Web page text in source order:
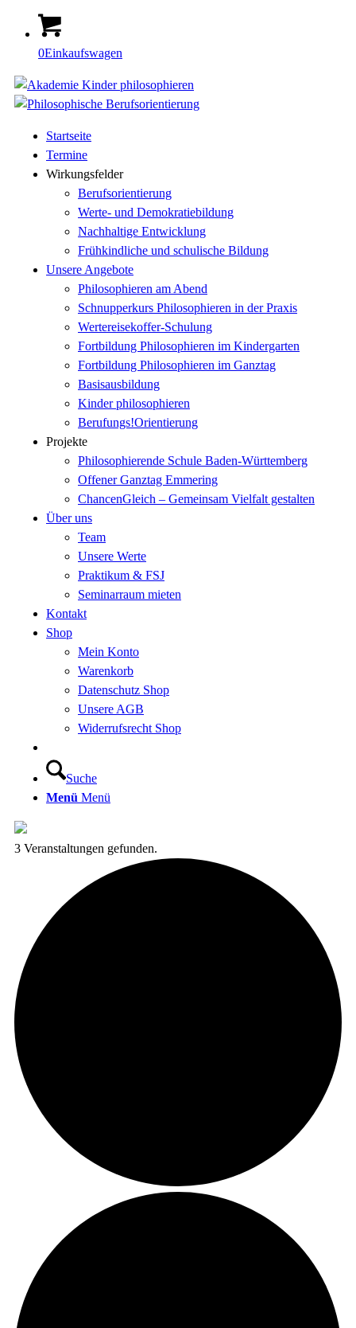
0Einkaufswagen
Startseite
Termine
Wirkungsfelder
Berufsorientierung
Werte- und Demokratiebildung
Nachhaltige Entwicklung
Frühkindliche und schulische Bildung
Unsere Angebote
Philosophieren am Abend
Schnupperkurs Philosophieren in der Praxis
Wertereisekoffer-Schulung
Fortbildung Philosophieren im Kindergarten
Fortbildung Philosophieren im Ganztag
Basisausbildung
Kinder philosophieren
Berufungs!Orientierung
Projekte
Philosophierende Schule Baden-Württemberg
Offener Ganztag Emmering
ChancenGleich – Gemeinsam Vielfalt gestalten
Über uns
Team
Unsere Werte
Praktikum & FSJ
Seminarraum mieten
Kontakt
Shop
Mein Konto
Warenkorb
Datenschutz Shop
Unsere AGB
Widerrufsrecht Shop
Suche
Menü Menü
3 Veranstaltungen gefunden.